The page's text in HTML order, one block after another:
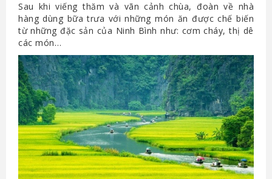
Sau khi viếng thăm và vãn cảnh chùa, đoàn về nhà
hàng dùng bữa trưa với những món ăn được chế biến
từ những đặc sản của Ninh Bình như: cơm cháy, thị dê
các món…